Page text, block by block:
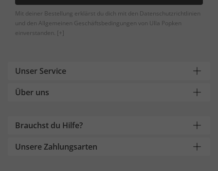
Mit deiner Bestellung erklärst du dich mit den Datenschutzrichtlinien
und den Allgemeinen Geschäftsbedingungen von Ulla Popken
einverstanden. [+]
Unser Service
Über uns
Brauchst du Hilfe?
Unsere Zahlungsarten